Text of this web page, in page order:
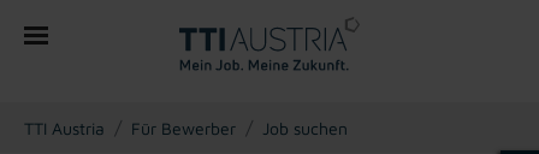
You are here:
TTI Austria Für Bewerber Job suchen